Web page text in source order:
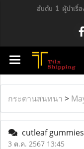
อันดับ 1 ผู้นำเรื่อ
กระดานสนทนา >
cutleaf gummies
3 ต.ค. 2567 13:45